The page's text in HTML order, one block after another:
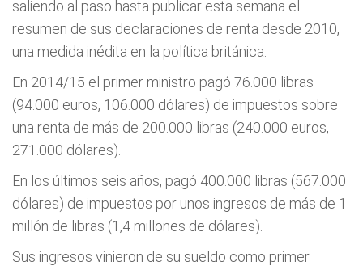
saliendo al paso hasta publicar esta semana el
resumen de sus declaraciones de renta desde 2010,
una medida inédita en la política británica.
En 2014/15 el primer ministro pagó 76.000 libras
(94.000 euros, 106.000 dólares) de impuestos sobre
una renta de más de 200.000 libras (240.000 euros,
271.000 dólares).
En los últimos seis años, pagó 400.000 libras (567.000
dólares) de impuestos por unos ingresos de más de 1
millón de libras (1,4 millones de dólares).
Sus ingresos vinieron de su sueldo como primer